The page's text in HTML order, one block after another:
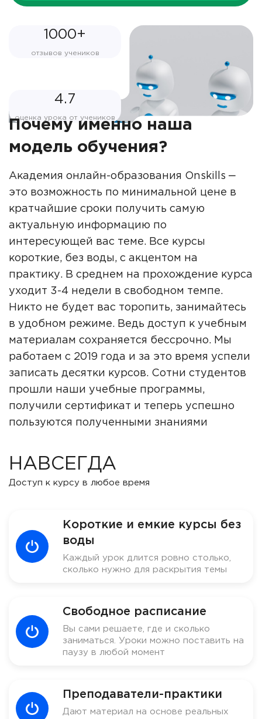
1000+
отзывов учеников
4.7
оценка урока от учеников
Почему именно наша
модель обучения?
Академия онлайн-образования Onskills ‒
это возможность по минимальной цене в
кратчайшие сроки получить самую
актуальную информацию по
интересующей вас теме. Все курсы
короткие, без воды, с акцентом на
практику. В среднем на прохождение курса
уходит 3-4 недели в свободном темпе.
Никто не будет вас торопить, занимайтесь
в удобном режиме. Ведь доступ к учебным
материалам сохраняется бессрочно. Мы
работаем с 2019 года и за это время успели
записать десятки курсов. Сотни студентов
прошли наши учебные программы,
получили сертификат и теперь успешно
пользуются полученными знаниями
НАВСЕГДА
Доступ к курсу в любое время
Короткие и емкие курсы без
воды
Каждый урок длится ровно столько,
сколько нужно для раскрытия темы
Свободное расписание
Вы сами решаете, где и сколько
заниматься. Уроки можно поставить на
паузу в любой момент
Преподаватели-практики
Дают материал на основе реальных